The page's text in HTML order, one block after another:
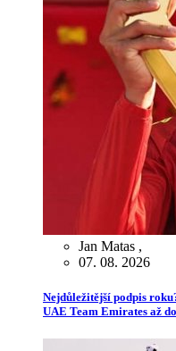
Jan Matas ,
07. 08. 2026
Nejdůležitější podpis
UAE Team Emirates až